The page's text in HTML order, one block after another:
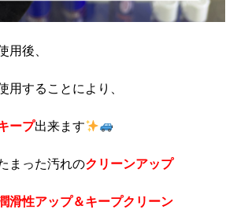
用後、
用することにより、
ープ出来ます
まった汚れのクリーンアップ
滑性アップ＆キープクリーン